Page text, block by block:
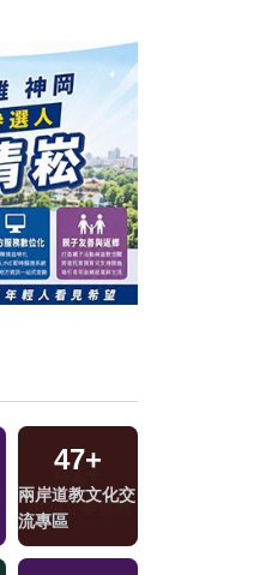
47+
兩岸道教文化交
流專區